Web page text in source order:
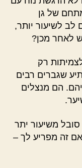
של גן
לב לשיעור יותר,
לאחר מכן?
רק
שגברים רבים
הם מנצלים
משיעור יתר
אם זה מפריע לך –